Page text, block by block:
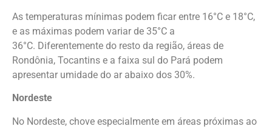
As temperaturas mínimas podem ficar entre 16°C e 18°C,
e as máximas podem variar de 35°C a
36°C. Diferentemente do resto da região, áreas de
Rondônia, Tocantins e a faixa sul do Pará podem
apresentar umidade do ar abaixo dos 30%.
Nordeste
No Nordeste, chove especialmente em áreas próximas ao